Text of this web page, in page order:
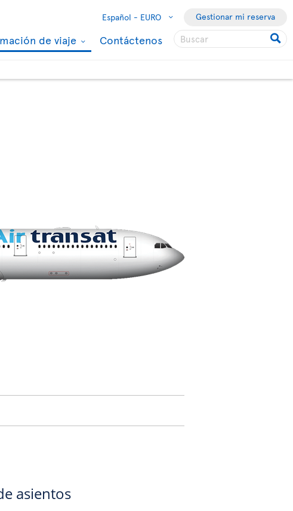
Español - EURO Gestionar mi reserva
de viaje Contáctenos
asientos